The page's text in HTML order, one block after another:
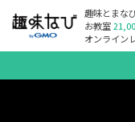
趣味とまな
お教室
オンライン